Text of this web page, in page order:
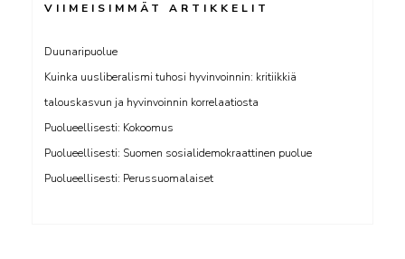
VIIMEISIMMÄT ARTIKKELIT
Duunaripuolue
Kuinka uusliberalismi tuhosi hyvinvoinnin: kritiikkiä
talouskasvun ja hyvinvoinnin korrelaatiosta
Puolueellisesti: Kokoomus
Puolueellisesti: Suomen sosialidemokraattinen puolue
Puolueellisesti: Perussuomalaiset